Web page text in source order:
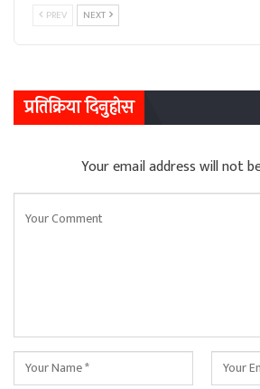
PREV NEXT
प्रतिक्रिया दिनुहोस
Your email address will not